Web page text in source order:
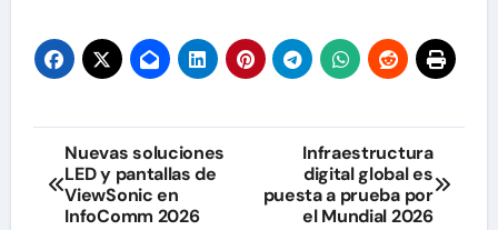
Navegación
de
Nuevas soluciones
LED y pantallas de
ViewSonic en
InfoComm 2026
Infraestructura
digital global es
puesta a prueba por
el Mundial 2026